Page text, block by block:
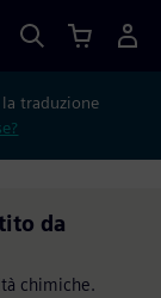
traduzione
da
chimiche.